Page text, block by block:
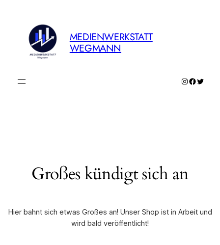
MEDIENWERKSTATT
WEGMANN
Instagram
Großes kündigt sich an
Hier bahnt sich etwas Großes an! Unser Shop ist in Arbeit und
wird bald veröffentlicht!